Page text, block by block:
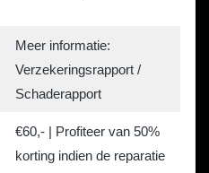
Meer informatie:
Verzekeringsrapport /
Schaderapport
€60,- | Profiteer van 50%
korting indien de reparatie